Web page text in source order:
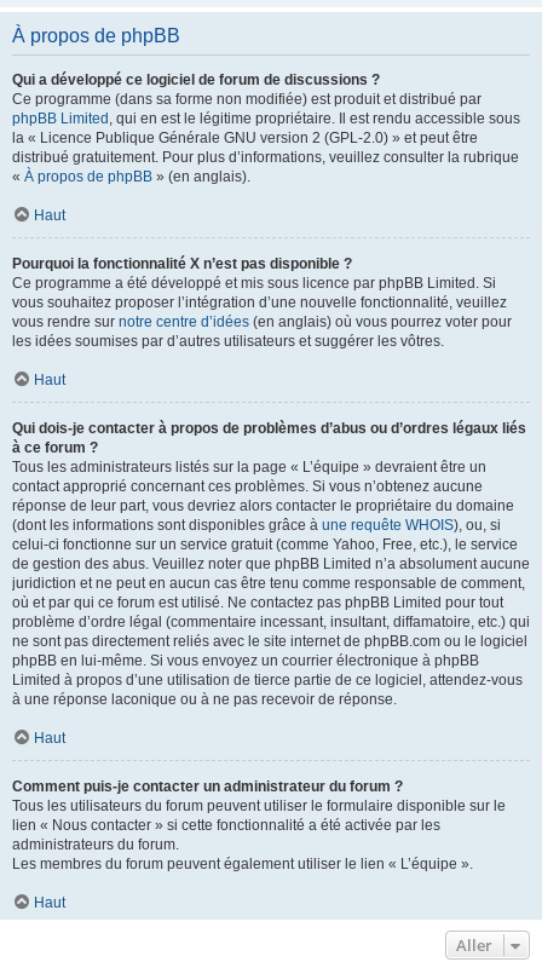
À propos de phpBB
Qui a développé ce logiciel de forum de discussions ?
Ce programme (dans sa forme non modifiée) est produit et distribué par
phpBB Limited , qui en est le légitime propriétaire. Il est rendu accessible sous
la « Licence Publique Générale GNU version 2 (GPL-2.0) » et peut être
distribué gratuitement. Pour plus d’informations, veuillez consulter la rubrique
« À propos de phpBB » (en anglais).
Haut
Pourquoi la fonctionnalité X n’est pas disponible ?
Ce programme a été développé et mis sous licence par phpBB Limited. Si
vous souhaitez proposer l’intégration d’une nouvelle fonctionnalité, veuillez
vous rendre sur notre centre d’idées (en anglais) où vous pourrez voter pour
les idées soumises par d’autres utilisateurs et suggérer les vôtres.
Haut
Qui dois-je contacter à propos de problèmes d’abus ou d’ordres légaux liés
à ce forum ?
Tous les administrateurs listés sur la page « L’équipe » devraient être un
contact approprié concernant ces problèmes. Si vous n’obtenez aucune
réponse de leur part, vous devriez alors contacter le propriétaire du domaine
(dont les informations sont disponibles grâce à une requête WHOIS), ou, si
celui-ci fonctionne sur un service gratuit (comme Yahoo, Free, etc.), le service
de gestion des abus. Veuillez noter que phpBB Limited n’a absolument aucune
juridiction et ne peut en aucun cas être tenu comme responsable de comment,
où et par qui ce forum est utilisé. Ne contactez pas phpBB Limited pour tout
problème d’ordre légal (commentaire incessant, insultant, diffamatoire, etc.) qui
ne sont pas directement reliés avec le site internet de phpBB.com ou le logiciel
phpBB en lui-même. Si vous envoyez un courrier électronique à phpBB
Limited à propos d’une utilisation de tierce partie de ce logiciel, attendez-vous
à une réponse laconique ou à ne pas recevoir de réponse.
Haut
Comment puis-je contacter un administrateur du forum ?
Tous les utilisateurs du forum peuvent utiliser le formulaire disponible sur le
lien « Nous contacter » si cette fonctionnalité a été activée par les
administrateurs du forum.
Les membres du forum peuvent également utiliser le lien « L’équipe ».
Haut
Aller